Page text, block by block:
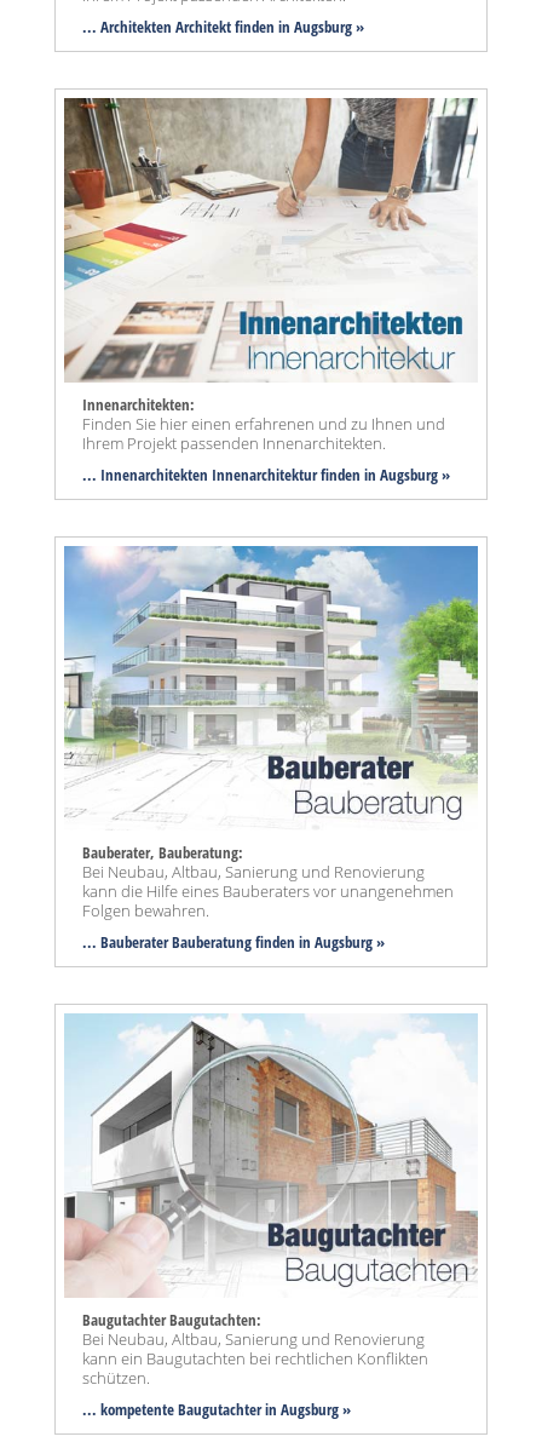
... Architekten Architekt finden in Augsburg »
Innenarchitekten:
Finden Sie hier einen erfahrenen und zu Ihnen und
Ihrem Projekt passenden Innenarchitekten.
... Innenarchitekten Innenarchitektur finden in Augsburg »
Bauberater, Bauberatung:
Bei Neubau, Altbau, Sanierung und Renovierung
kann die Hilfe eines Bauberaters vor unangenehmen
Folgen bewahren.
... Bauberater Bauberatung finden in Augsburg »
Baugutachter Baugutachten:
Bei Neubau, Altbau, Sanierung und Renovierung
kann ein Baugutachten bei rechtlichen Konflikten
schützen.
... kompetente Baugutachter in Augsburg »